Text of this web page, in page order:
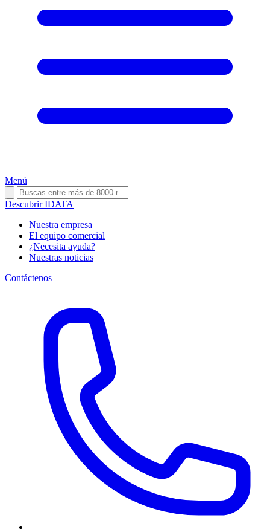
Menú
Descubrir IDATA
Nuestra empresa
El equipo comercial
¿Necesita ayuda?
Nuestras noticias
Contáctenos